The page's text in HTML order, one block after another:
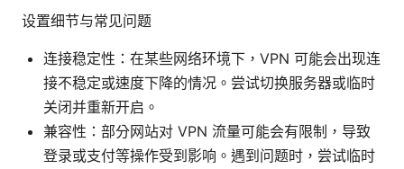
设置细节与常见问题
连接稳定性：在某些网络环境下，VPN 可能会出现连
接不稳定或速度下降的情况。尝试切换服务器或临时
关闭并重新开启。
兼容性：部分网站对 VPN 流量可能会有限制，导致
登录或支付等操作受到影响。遇到问题时，尝试临时